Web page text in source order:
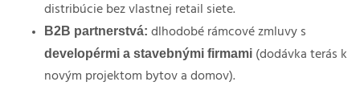
distribúcie bez vlastnej retail siete.
B2B partnerstvá: dlhodobé rámcové zmluvy s
developérmi a stavebnými firmami (dodávka terás k
novým projektom bytov a domov).